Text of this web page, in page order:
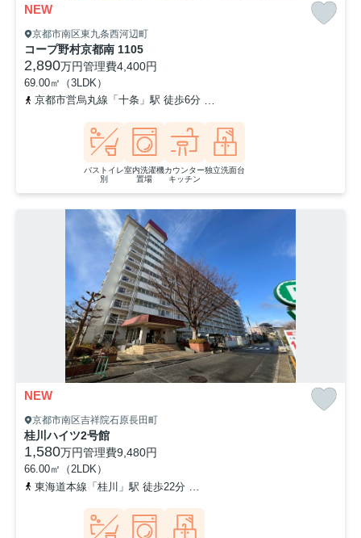
NEW
京都市南区東九条西河辺町
コープ野村京都南 1105
2,890万円管理費4,400円
69.00㎡（3LDK）
京都市営烏丸線「十条」駅 徒歩6分
バストイレ
別
室内洗濯機
置場
カウンター
キッチン
独立洗面台
NEW
京都市南区吉祥院石原長田町
桂川ハイツ2号館
1,580万円管理費9,480円
66.00㎡（2LDK）
東海道本線「桂川」駅 徒歩22分